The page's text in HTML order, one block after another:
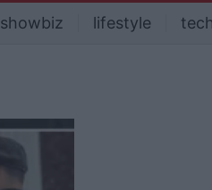
showbiz lifestyle tech